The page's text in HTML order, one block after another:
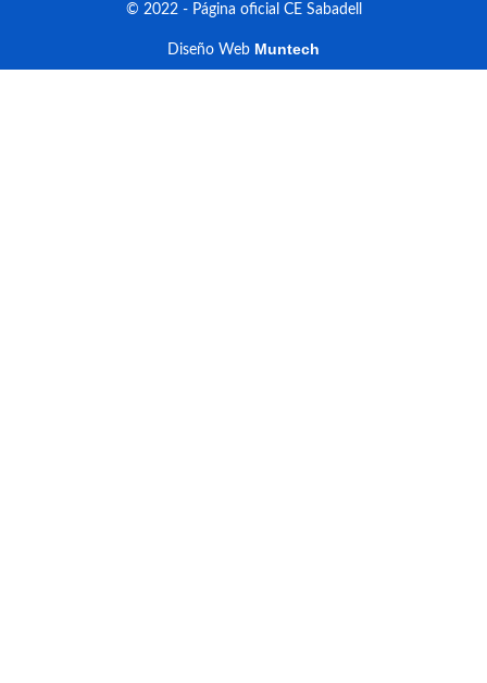
© 2022 - Página oficial CE Sabadell
Diseño Web Muntech